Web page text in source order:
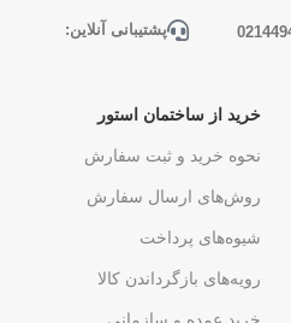
پشتیبانی آنلاین:
خرید از ساختمان استور
نحوه خرید و ثبت سفارش
روش‌های ارسال سفارش
شیوه‌های پرداخت
رویه‌های بازگرداندن کالا